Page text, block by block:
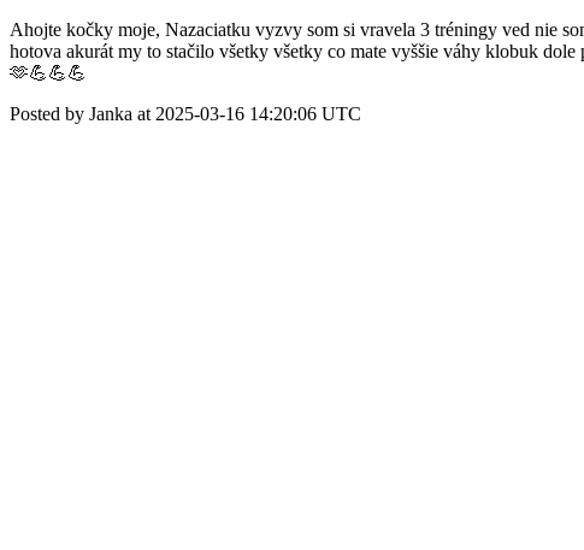
Ahojte kočky moje, Nazaciatku vyzvy som si vravela 3 tréningy ved nie
hotova akurát my to stačilo všetky všetky co mate vyššie váhy klobuk dole
🫶💪💪💪
Posted by Janka at 2025-03-16 14:20:06 UTC